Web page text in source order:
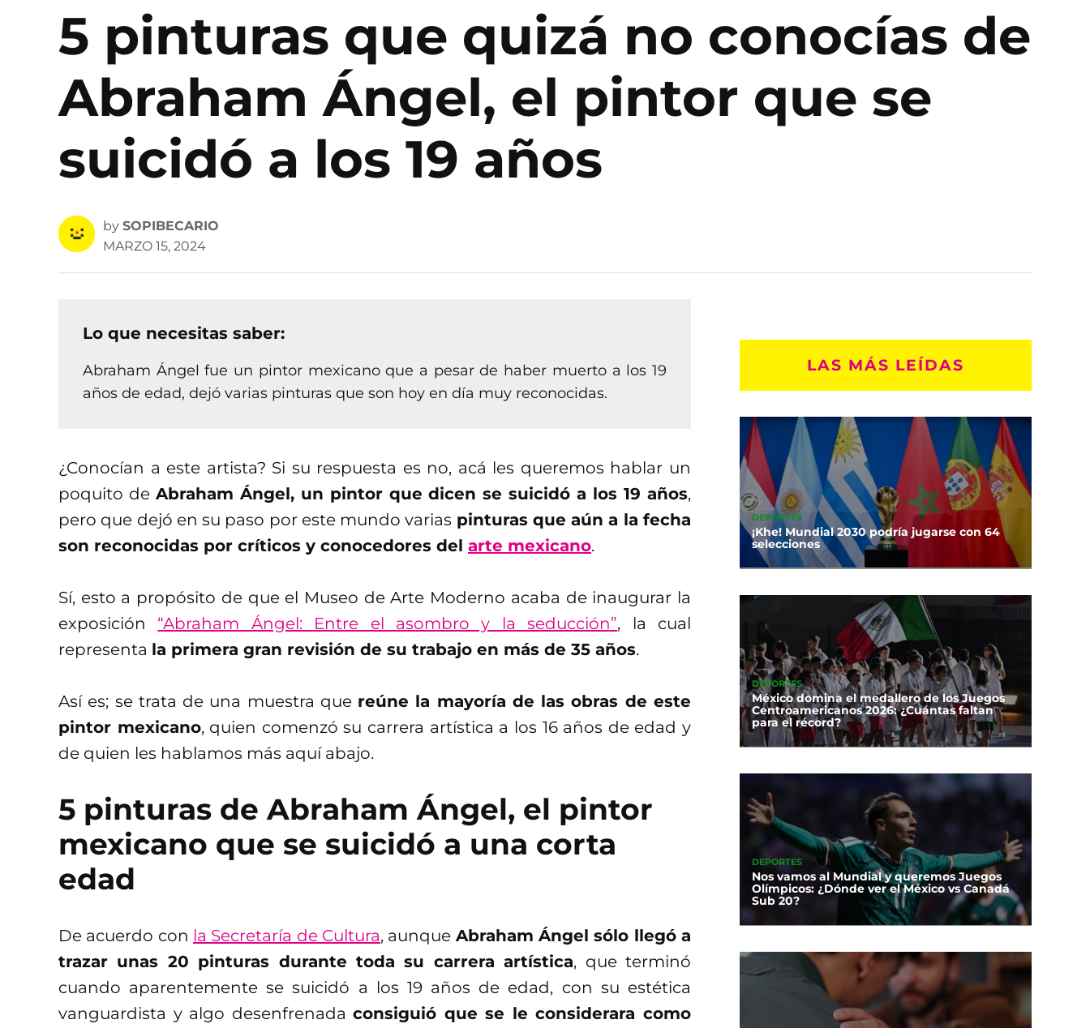
5 pinturas que quizá no conocías de
Abraham Ángel, el pintor que se
suicidó a los 19 años
by SOPIBECARIO
MARZO 15, 2024
Lo que necesitas saber:
Abraham Ángel fue un pintor mexicano que a pesar de haber muerto a los 19
años de edad, dejó varias pinturas que son hoy en día muy reconocidas.
¿Conocían a este artista? Si su respuesta es no, acá les queremos hablar un
poquito de Abraham Ángel, un pintor que dicen se suicidó a los 19 años,
pero que dejó en su paso por este mundo varias pinturas que aún a la fecha
son reconocidas por críticos y conocedores del arte mexicano.
Sí, esto a propósito de que el Museo de Arte Moderno acaba de inaugurar la
exposición “Abraham Ángel: Entre el asombro y la seducción”, la cual
representa la primera gran revisión de su trabajo en más de 35 años.
Así es; se trata de una muestra que reúne la mayoría de las obras de este
pintor mexicano, quien comenzó su carrera artística a los 16 años de edad y
de quien les hablamos más aquí abajo.
5 pinturas de Abraham Ángel, el pintor
mexicano que se suicidó a una corta
edad
De acuerdo con la Secretaría de Cultura, aunque Abraham Ángel sólo llegó a
trazar unas 20 pinturas durante toda su carrera artística, que terminó
cuando aparentemente se suicidó a los 19 años de edad, con su estética
vanguardista y algo desenfrenadaconsiguió que se le considerara como
LAS MÁS LEÍDAS
DEPORTES
¡Khe! Mundial 2030 podría jugarse con 64
selecciones
DEPORTES
México domina el medallero de los Juegos
Centroamericanos 2026: ¿Cuántas faltan
para el récord?
DEPORTES
Nos vamos al Mundial y queremos Juegos
Olímpicos: ¿Dónde ver el México vs Canadá
Sub 20?